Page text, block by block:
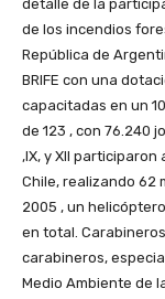
detalle de la
de los incendios
República de
BRIFE con una
capacitadas en un
de 123 , con 76.240
,IX, y XII
Chile, realizando 62
2005 , un
en total.
carabineros,
Medio Ambiente de